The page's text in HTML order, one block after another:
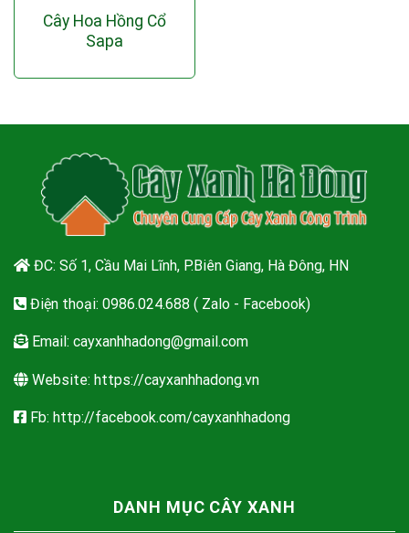
Cây Hoa Hồng Cổ
Sapa
ĐC: Số 1, Cầu Mai Lĩnh, P.Biên Giang, Hà Đông, HN
Điện thoại: 0986.024.688 ( Zalo - Facebook)
Email: cayxanhhadong@gmail.com
Website: https://cayxanhhadong.vn
Fb: http://facebook.com/cayxanhhadong
DANH MỤC CÂY XANH